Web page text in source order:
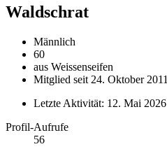
Waldschrat
Männlich
60
aus Weissenseifen
Mitglied seit 24. Oktober 2011
Letzte Aktivität: 12. Mai 2026
Profil-Aufrufe
56